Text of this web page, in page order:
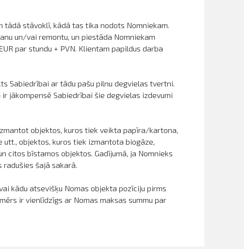
stāvoklī, kādā tas tika nodots Nomniekam.
un/vai remontu, un piestāda Nomniekam
par stundu + PVN. Klientam papildus darba
Sabiedrībai ar tādu pašu pilnu degvielas tvertni.
jākompensē Sabiedrībai šie degvielas izdevumi
objektos, kuros tiek veikta papīra/kartona,
objektos, kuros tiek izmantota biogāze,
citos bīstamos objektos. Gadījumā, ja Nomnieks
radušies šajā sakarā.
kādu atsevišķu Nomas objekta pozīciju pirms
ir vienlīdzīgs ar Nomas maksas summu par